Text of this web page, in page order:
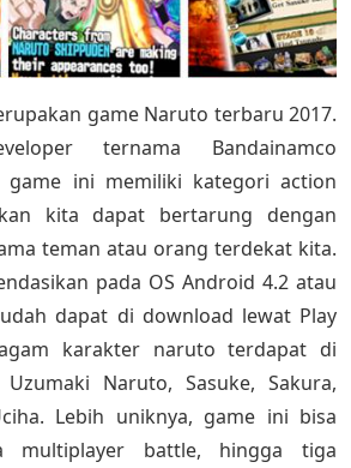
game Naruto terbaru 2017.
ternama Bandainamco
game ini memiliki kategori action
kita dapat bertarung dengan
teman atau orang terdekat kita.
pada OS Android 4.2 atau
dapat di download lewat Play
karakter naruto terdapat di
Naruto, Sasuke, Sakura,
Lebih uniknya, game ini bisa
multiplayer battle, hingga tiga